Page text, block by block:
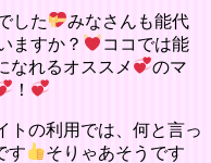
した
みなさんも能代
ますか？
ココでは能
なれるオススメ
のマ
！
トの利用では、何と言っ
す
そりゃあそうです